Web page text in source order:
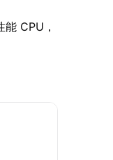
CPU，